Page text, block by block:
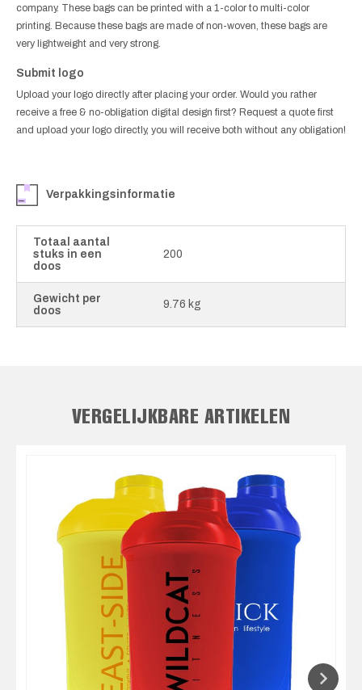
company. These bags can be printed with a 1-color to multi-color
printing. Because these bags are made of non-woven, these bags are
very lightweight and very strong.
Submit logo
Upload your logo directly after placing your order. Would you rather
receive a free & no-obligation digital design first? Request a quote first
and upload your logo directly, you will receive both without any obligation!
Verpakkingsinformatie
Totaal aantal
stuks in een
doos
200
Gewicht per
doos
9.76 kg
VERGELIJKBARE ARTIKELEN